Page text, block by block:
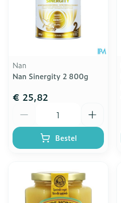
Nan
Nan Sinergity 2 800g
€ 25,82
Bestel